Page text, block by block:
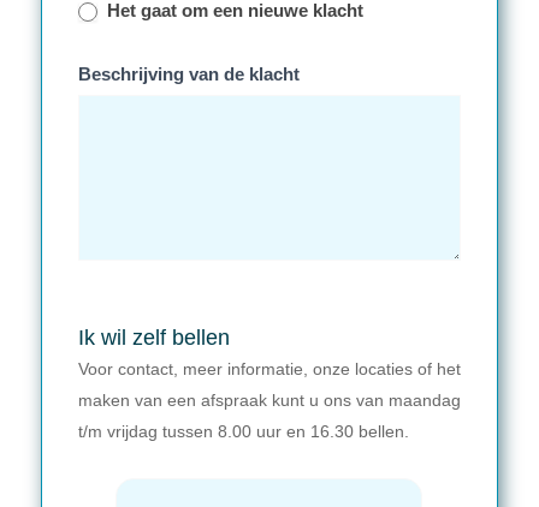
Het gaat om een nieuwe klacht
Beschrijving van de klacht
Ik wil zelf bellen
Voor contact, meer informatie, onze locaties of het
maken van een afspraak kunt u ons van maandag
t/m vrijdag tussen 8.00 uur en 16.30 bellen.